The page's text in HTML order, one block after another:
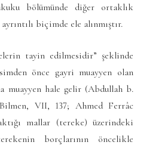
bölümünde diğer ortaklık
biçimde ele alınmıştır.
tayin edilmesidir” şeklinde
önce gayri muayyen olan
muayyen hale gelir (Abdullah b.
VII, 137; Ahmed Ferrâc
mallar (tereke) üzerindeki
borçlarının öncelikle